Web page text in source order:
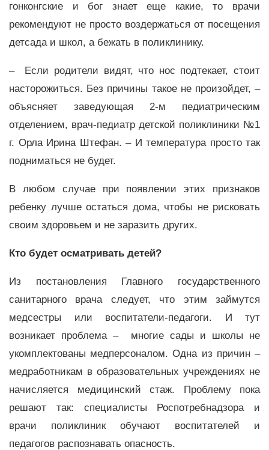
гонконгские и бог знает еще какие, то врачи
рекомендуют не просто воздержаться от посещения
детсада и школ, а бежать в поликлинику.
– Если родители видят, что нос подтекает, стоит
насторожиться. Без причины такое не произойдет, –
объясняет заведующая 2-м педиатрическим
отделением, врач-педиатр детской поликлиники №1
г. Орла Ирина Штефан. – И температура просто так
подниматься не будет.
В любом случае при появлении этих признаков
ребенку лучше остаться дома, чтобы не рисковать
своим здоровьем и не заразить других.
Кто будет осматривать детей?
Из постановления Главного государственного
санитарного врача следует, что этим займутся
медсестры или воспитатели-педагоги. И тут
возникает проблема – многие сады и школы не
укомплектованы медперсоналом. Одна из причин –
медработникам в образовательных учреждениях не
начисляется медицинский стаж. Проблему пока
решают так: специалисты Роспотребнадзора и
врачи поликлиник обучают воспитателей и
педагогов распознавать опасность.